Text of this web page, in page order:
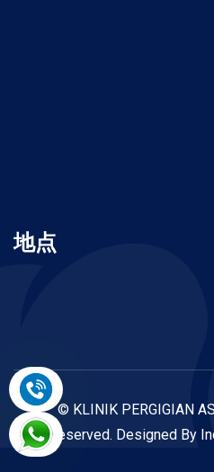
地点
© KLINIK PERGIGIAN
Reserved. Designed By